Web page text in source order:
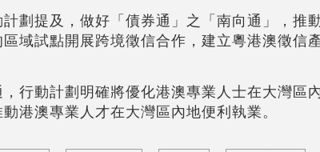
劃提及，做好「債券通」之「南向通」，推
域試點開展跨境徵信合作，建立粵港澳徵信
行動計劃明確將優化港澳專業人士在大灣區
港澳專業人才在大灣區內地便利執業。